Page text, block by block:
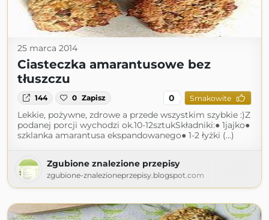
25 marca 2014
Ciasteczka amarantusowe bez
tłuszczu
144 0 Zapisz 0 Smakowite
Lekkie, pożywne, zdrowe a przede wszystkim szybkie :)Z
podanej porcji wychodzi ok.10-12sztukSkładniki:● 1jajko●
szklanka amarantusa ekspandowanego● 1-2 łyżki (...)
Zgubione znalezione przepisy
zgubione-znalezioneprzepisy.blogspot.com